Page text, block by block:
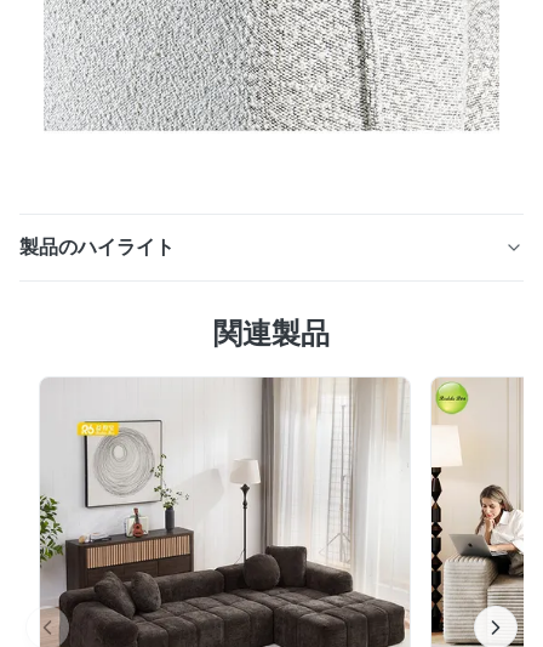
製品のハイライト
抗ピリング処理（5回の洗濯後も目立ったピリングなし）
す。表面は抜けにくい密度の高い毛羽があり、日常の摩擦
抵抗はレベル3に達しています。フレームは、湿気による
変形を防ぐために防湿・脱脂処理を施した輸入スカンジナ
ビアパイン材を使用しています。1席あたり最大80kgの荷
重に耐え、8年以上の耐用年数があります。シートクッシ
ョンは30D高密度スポンジで満たされており、均一な弾力
性があり、たるみがありません。テディ生地のソフトな手
触りと耐久性のバランスがとれており、長期間の使用に適
関連製品